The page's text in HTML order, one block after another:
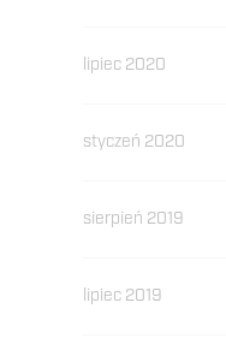
lipiec 2020
styczeń 2020
sierpień 2019
lipiec 2019